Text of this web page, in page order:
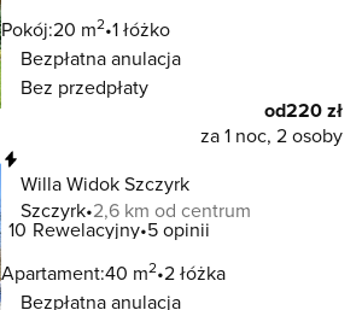
Pokój:20 m2 1 łóżko
Bezpłatna anulacja
Bez przedpłaty
od220 zł
za 1 noc, 2 osoby
Willa Widok Szczyrk
Szczyrk 2,6 km od centrum
10 Rewelacyjny 5 opinii
Apartament:40 m2 2 łóżka
Bezpłatna anulacja